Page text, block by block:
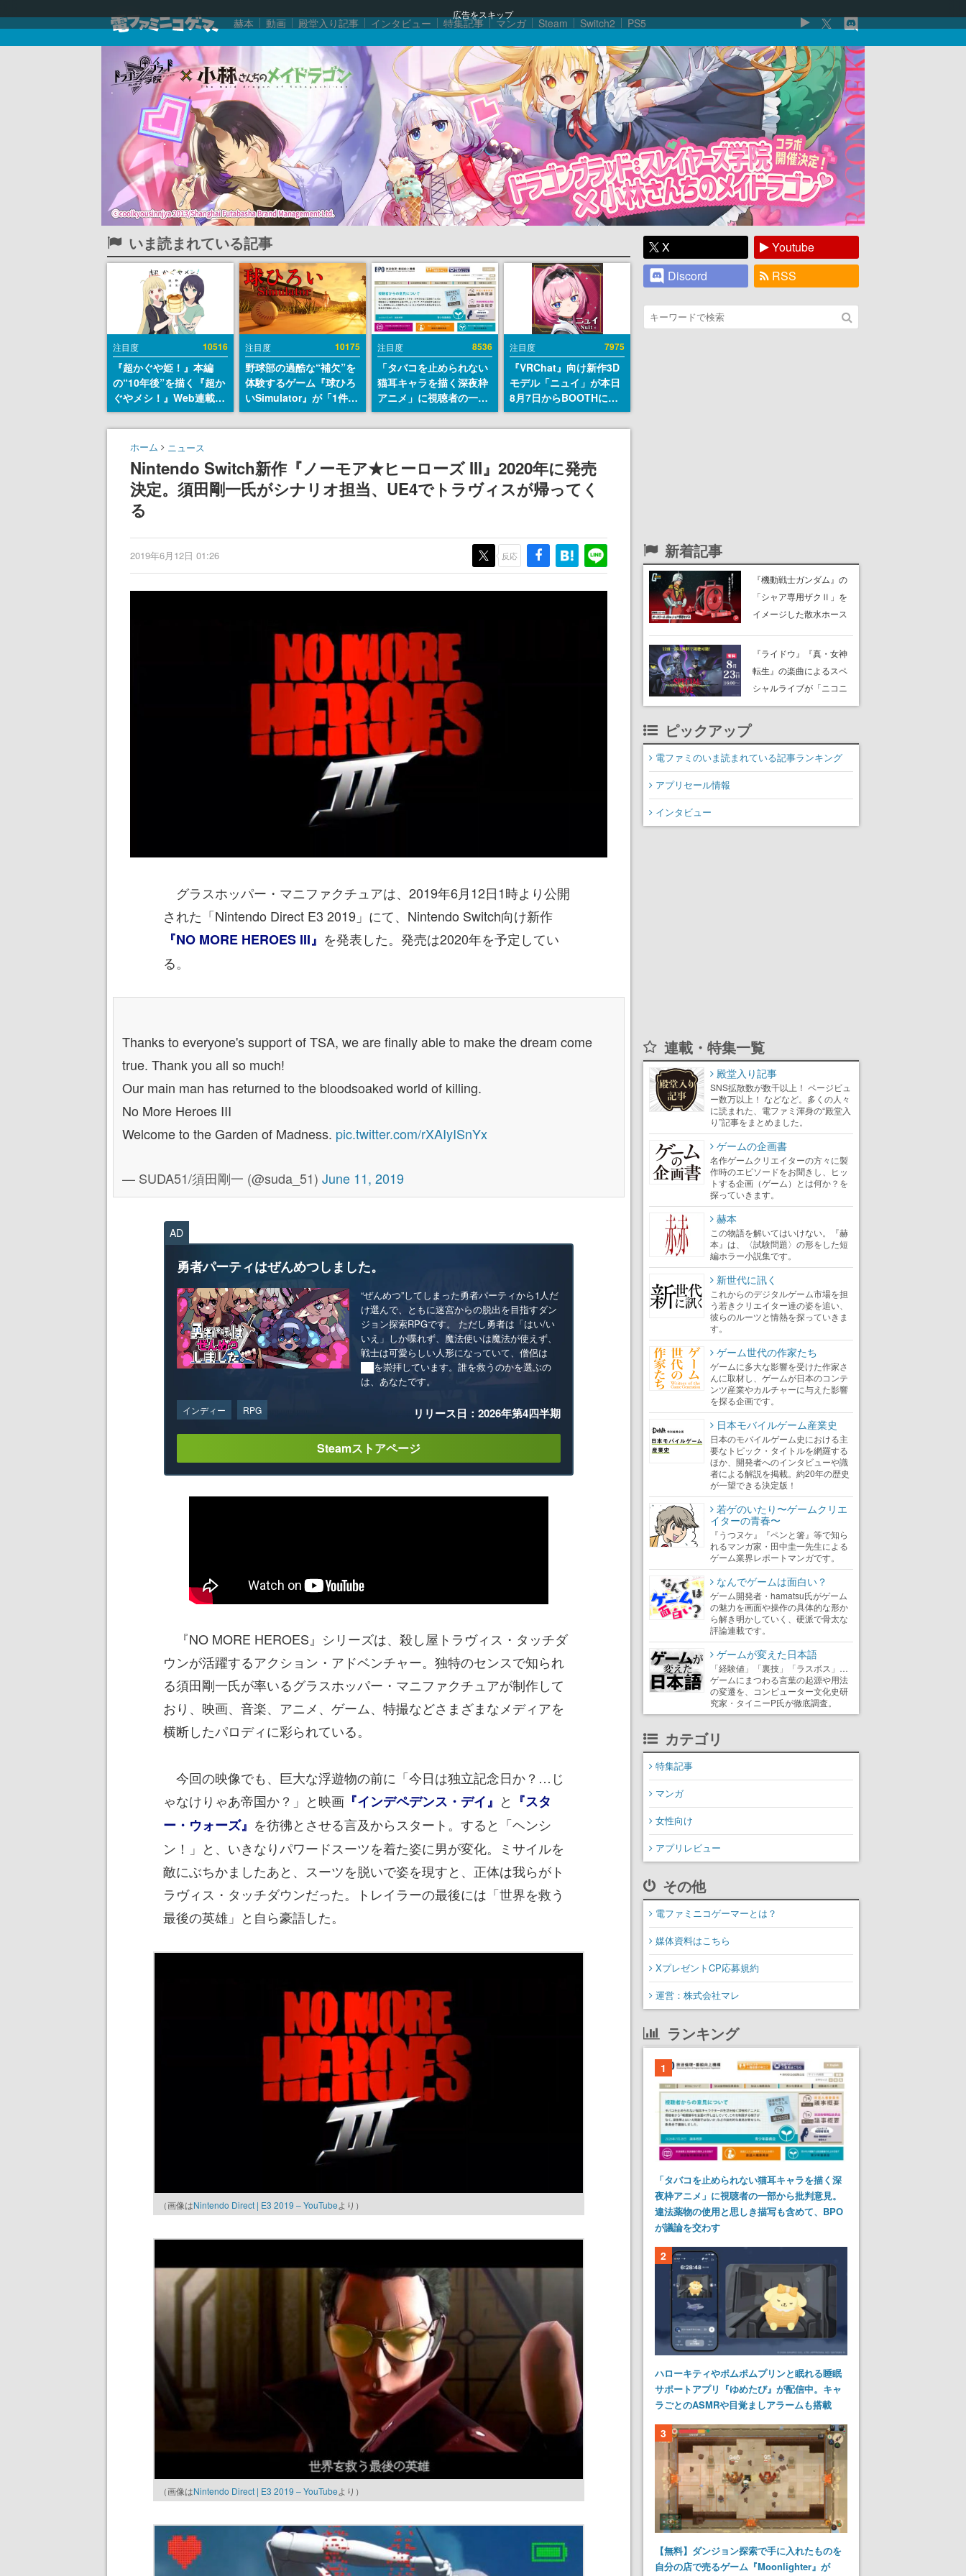
広告をスキップ
赫本 動画 殿堂入り記事 インタビュー 特集記事 マンガ Steam Switch2 PS5
いま読まれている記事
注目度 10516
『超かぐや姫！』本編
の“10年後”を描く『超か
ぐやメシ！』Web連載決
定。新たなWebマンガレ
ーベル「ビビビコミッ
ク」にて特別話が掲載ス
まだ続きがある！
注目度 10175
野球部の過酷な“補欠”を
体験するゲーム『球ひろ
いSimulator』が「1件」
のウィッシュリストをも
とにチェコ語に対応し
ダム・カム』開発元やチ
ェコのプロ野球選手から
称賛の声
注目度 8536
「タバコを止められない
猫耳キャラを描く深夜枠
アニメ」に視聴者の一部
から批判意見。違法薬物
の使用と思しき描写も含
注目度 7975
『VRChat』向け新作3D
モデル「ニュイ」が本日
8月7日からBOOTHにて
発売。瞳に光る星や感情
豊かな表情が、小悪魔か
ホーム ニュース
Nintendo Switch新作『ノーモア★ヒーローズ III』2020年に発売
決定。須田剛一氏がシナリオ担当、UE4でトラヴィスが帰ってく
る
2019年6月12日 01:26 反応
グラスホッパー・マニファクチュアは、2019年6月12日1時より公開
された「Nintendo Direct E3 2019」にて、Nintendo Switch向け新作
『NO MORE HEROES III』 を発表した。発売は2020年を予定してい
る。
Thanks to everyone's support of TSA, we are finally able to make the dream come
true. Thank you all so much!
Our main man has returned to the bloodsoaked world of killing.
No More Heroes III
Welcome to the Garden of Madness. pic.twitter.com/rXAIyISnYx
— SUDA51/須田剛一 (@suda_51) June 11, 2019
AD
勇者パーティはぜんめつしました。
“ぜんめつ”してしまった勇者パーティから1人だ
け選んで、ともに迷宮からの脱出を目指すダン
ジョン探索RPGです。 ただし勇者は「はい/い
いえ」しか喋れず、魔法使いは魔法が使えず、
戦士は可愛らしい人形になっていて、僧侶は
██を崇拝しています。誰を救うのかを選ぶの
は、あなたです。
インディー RPG リリース日：2026年第4四半期
Steamストアページ
『NO MORE HEROES』シリーズは、殺し屋トラヴィス・タッチダ
ウンが活躍するアクション・アドベンチャー。独特のセンスで知られ
る須田剛一氏が率いるグラスホッパー・マニファクチュアが制作して
おり、映画、音楽、アニメ、ゲーム、特撮などさまざまなメディアを
横断したパロディに彩られている。
今回の映像でも、巨大な浮遊物の前に「今日は独立記念日か？…じ
ゃなけりゃあ帝国か？」と映画 『インデペデンス・デイ』 と 『スタ
ー・ウォーズ』 を彷彿とさせる言及からスタート。すると「ヘンシ
ン！」と、いきなりパワードスーツを着た姿に男が変化。ミサイルを
敵にぶちかましたあと、スーツを脱いで姿を現すと、正体は我らがト
ラヴィス・タッチダウンだった。トレイラーの最後には「世界を救う
最後の英雄」と自ら豪語した。
（画像はNintendo Direct | E3 2019 – YouTubeより）
（画像はNintendo Direct | E3 2019 – YouTubeより）
X
Youtube
Discord
RSS
新着記事
『機動戦士ガンダム』の
「シャア専用ザクⅡ」を
イメージした散水ホース
にはシャアのパーソナル
マークやジオン公国軍の
エンブレム、型式番号な
『ライドウ』『真・女神
転生』の楽曲によるスペ
シャルライブが「ニコニ
コ生放送」で配信決定。
ド編成による迫力の生演
奏で披露、冒頭部分は“無
ピックアップ
電ファミのいま読まれている記事ランキング
アプリセール情報
インタビュー
連載・特集一覧
殿堂入り記事
SNS拡散数が数千以上！ ページビュ
ー数万以上！ などなど。多くの人々
に読まれた、電ファミ渾身の“殿堂入
り”記事をまとめました。
ゲームの企画書
名作ゲームクリエイターの方々に製
作時のエピソードをお聞きし、ヒッ
トする企画（ゲーム）とは何か？を
探っていきます。
赫本
この物語を解いてはいけない。『赫
本』は、〈試験問題〉の形をした短
編ホラー小説集です。
新世代に訊く
これからのデジタルゲーム市場を担
う若きクリエイター達の姿を追い、
彼らのルーツと情熱を探っていきま
す。
ゲーム世代の作家たち
ゲームに多大な影響を受けた作家さ
んに取材し、ゲームが日本のコンテ
ンツ産業やカルチャーに与えた影響
を探る企画です。
日本モバイルゲーム産業史
日本のモバイルゲーム史における主
要なトピック・タイトルを網羅する
ほか、開発者へのインタビューや識
者による解説を掲載。約20年の歴史
が一望できる決定版！
若ゲのいたり〜ゲームクリエ
イターの青春〜
『うつヌケ』『ペンと箸』等で知ら
れるマンガ家・田中圭一先生による
ゲーム業界レポートマンガです。
なんでゲームは面白い？
ゲーム開発者・hamatsu氏がゲーム
の魅力を画面や操作の具体的な形か
ら解き明かしていく、硬派で骨太な
評論連載です。
ゲームが変えた日本語
「経験値」「裏技」「ラスボス」…
ゲームにまつわる言葉の起源や用法
の変遷を、コンピューター文化史研
究家・タイニーP氏が徹底調査。
カテゴリ
特集記事
マンガ
女性向け
アプリレビュー
その他
電ファミニコゲーマーとは？
媒体資料はこちら
XプレゼントCP応募規約
運営：株式会社マレ
ランキング
1
「タバコを止められない猫耳キャラを描く深
夜枠アニメ」に視聴者の一部から批判意見。
違法薬物の使用と思しき描写も含めて、BPO
が議論を交わす
2
ハローキティやポムポムプリンと眠れる睡眠
サポートアプリ『ゆめたび』が配信中。キャ
ラごとのASMRや目覚ましアラームも搭載
3
【無料】ダンジョン探索で手に入れたものを
自分の店で売るゲーム『Moonlighter』が